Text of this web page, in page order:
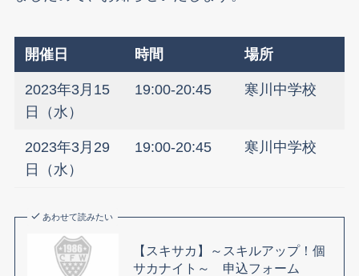
開催日 時間 場所
2023年3月15
日（水）
19:00-20:45 寒川中学校
2023年3月29
日（水）
19:00-20:45 寒川中学校
あわせて読みたい
【スキサカ】～スキルアップ！個
サカナイト～ 申込フォーム